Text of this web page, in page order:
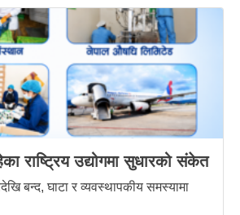
राष्ट्रिय उद्योगमा सुधारको संकेत
बन्द, घाटा र व्यवस्थापकीय समस्यामा